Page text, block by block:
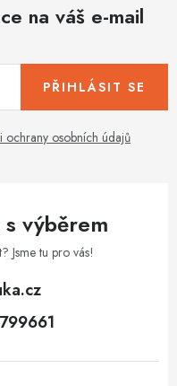
na váš e-mail
ochrany osobních údajů
PŘIHLÁSIT SE
s výběrem
Jsme tu pro vás!